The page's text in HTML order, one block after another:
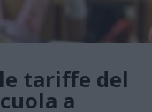
tariffe del
a